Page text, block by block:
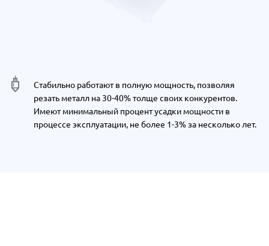
Стабильно работают в полную мощность, позволяя
резать металл на 30-40% толще своих конкурентов.
Имеют минимальный процент усадки мощности в
процессе эксплуатации, не более 1-3% за несколько лет.